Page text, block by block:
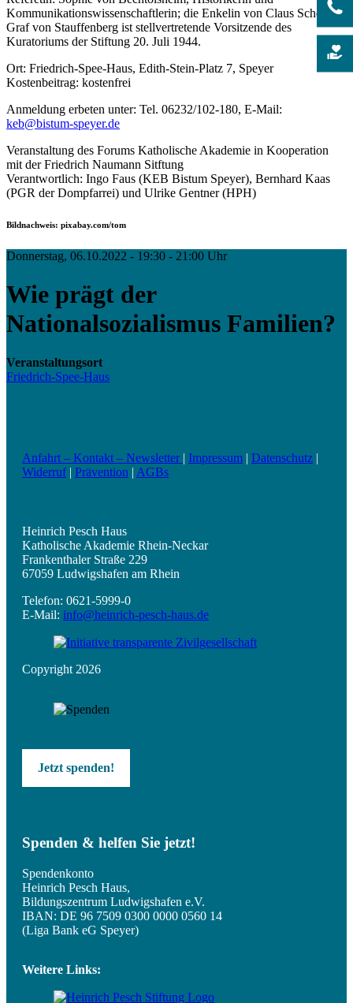
Kommunikationswissenschaftlerin; die Enkelin von Claus Schenk
Graf von Stauffenberg ist stellvertretende Vorsitzende des
Kuratoriums der Stiftung 20. Juli 1944.
Ort: Friedrich-Spee-Haus, Edith-Stein-Platz 7, Speyer
Kostenbeitrag: kostenfrei
Anmeldung erbeten unter: Tel. 06232/102-180, E-Mail:
keb@bistum-speyer.de
Veranstaltung des Forums Katholische Akademie in Kooperation
mit der Friedrich Naumann Sitftung
Verantwortlich: Ingo Faus (KEB Bistum Speyer), Bernhard Kaas
(PGR der Dompfarrei) und Ulrike Gentner (HPH)
Bildnachweis: pixabay.com/tom
Donnerstag, 06.10.2022 - 19:30 - 21:00 Uhr
Wie prägt der
Nationalsozialismus Familien?
Veranstaltungsort
Friedrich-Spee-Haus
Anfahrt – Kontakt – Newsletter | Impressum | Datenschutz |
Widerruf| Prävention | AGBs
Heinrich Pesch Haus
Katholische Akademie Rhein-Neckar
Frankenthaler Straße 229
67059 Ludwigshafen am Rhein
Telefon: 0621-5999-0
E-Mail: info@heinrich-pesch-haus.de
Copyright 2026
Jetzt spenden!
Spenden & helfen Sie jetzt!
Spendenkonto
Heinrich Pesch Haus,
Bildungszentrum Ludwigshafen e.V.
IBAN: DE 96 7509 0300 0000 0560 14
(Liga Bank eG Speyer)
Weitere Links: